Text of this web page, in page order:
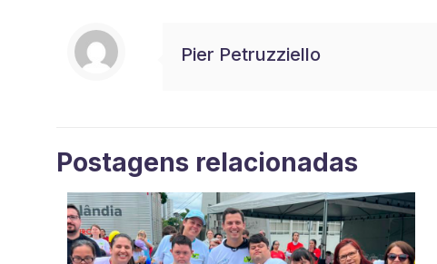
Pier Petruzziello
Postagens relacionadas